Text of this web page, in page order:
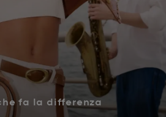
fa la differenza